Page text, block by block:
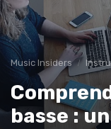
Music Insiders
basse :